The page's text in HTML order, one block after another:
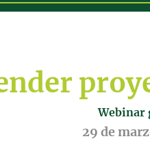
Webinar
29 de